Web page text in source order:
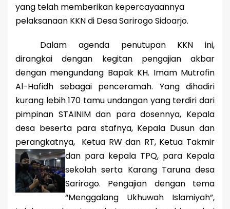
yang telah memberikan kepercayaannya
pelaksanaan KKN di Desa Sarirogo Sidoarjo.
Dalam agenda penutupan KKN ini,
dirangkai dengan kegitan pengajian akbar
dengan mengundang Bapak KH. Imam Mutrofin
Al-Hafidh sebagai penceramah. Yang dihadiri
kurang lebih 170 tamu undangan yang terdiri dari
pimpinan STAINIM dan para dosennya, Kepala
desa beserta para stafnya, Kepala Dusun dan
perangkatnya, Ketua RW dan RT, Ketua Takmir
dan para kepala TPQ, para Kepala
sekolah serta Karang Taruna desa
Sarirogo. Pengajian dengan tema
“Menggalang Ukhuwah Islamiyah”,